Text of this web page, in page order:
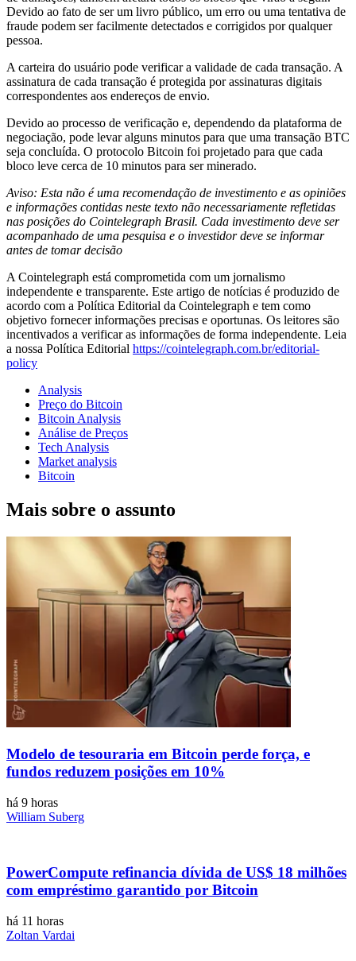
Devido ao fato de ser um livro público, um erro ou uma tentativa de
fraude podem ser facilmente detectados e corrigidos por qualquer
pessoa.
A carteira do usuário pode verificar a validade de cada transação. A
assinatura de cada transação é protegida por assinaturas digitais
correspondentes aos endereços de envio.
Devido ao processo de verificação e, dependendo da plataforma de
negociação, pode levar alguns minutos para que uma transação BTC
seja concluída. O protocolo Bitcoin foi projetado para que cada
bloco leve cerca de 10 minutos para ser minerado.
Aviso: Esta não é uma recomendação de investimento e as opiniões
e informações contidas neste texto não necessariamente refletidas
nas posições do Cointelegraph Brasil. Cada investimento deve ser
acompanhado de uma pesquisa e o investidor deve se informar
antes de tomar decisão
A Cointelegraph está comprometida com um jornalismo
independente e transparente. Este artigo de notícias é produzido de
acordo com a Política Editorial da Cointelegraph e tem como
objetivo fornecer informações precisas e oportunas. Os leitores são
incentivados a verificar as informações de forma independente. Leia
a nossa Política Editorial https://cointelegraph.com.br/editorial-
policy
Analysis
Preço do Bitcoin
Bitcoin Analysis
Análise de Preços
Tech Analysis
Market analysis
Bitcoin
Mais sobre o assunto
Modelo de tesouraria em Bitcoin perde força, e
fundos reduzem posições em 10%
há 9 horas
William Suberg
PowerCompute refinancia dívida de US$ 18 milhões
com empréstimo garantido por Bitcoin
há 11 horas
Zoltan Vardai